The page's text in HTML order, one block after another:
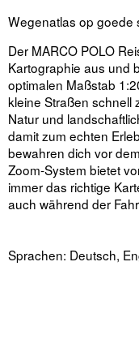
Wegenatlas op goede
Der MARCO POLO
Kartographie aus und
optimalen Maßstab
kleine Straßen schnell
Natur und
damit zum echten
bewahren dich vor
Zoom-System bietet
immer das richtige
auch während der
Sprachen: Deutsch,